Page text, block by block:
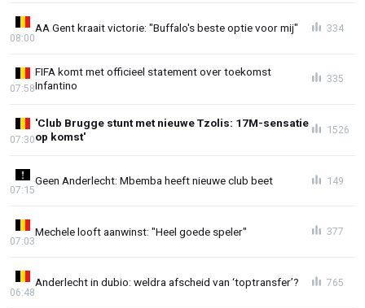
AA Gent kraait victorie: "Buffalo's beste optie voor mij"
08:00
334
FIFA komt met officieel statement over toekomst
Infantino
07:58
335
'Club Brugge stunt met nieuwe Tzolis: 17M-sensatie
op komst'
07:30
1526
Geen Anderlecht: Mbemba heeft nieuwe club beet
07:15
149
Mechele looft aanwinst: "Heel goede speler"
07:03
377
Anderlecht in dubio: weldra afscheid van ‘toptransfer’?
06:48
765